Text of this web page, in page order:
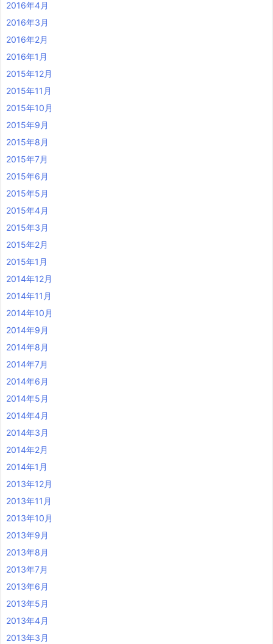
2016年4月
2016年3月
2016年2月
2016年1月
2015年12月
2015年11月
2015年10月
2015年9月
2015年8月
2015年7月
2015年6月
2015年5月
2015年4月
2015年3月
2015年2月
2015年1月
2014年12月
2014年11月
2014年10月
2014年9月
2014年8月
2014年7月
2014年6月
2014年5月
2014年4月
2014年3月
2014年2月
2014年1月
2013年12月
2013年11月
2013年10月
2013年9月
2013年8月
2013年7月
2013年6月
2013年5月
2013年4月
2013年3月